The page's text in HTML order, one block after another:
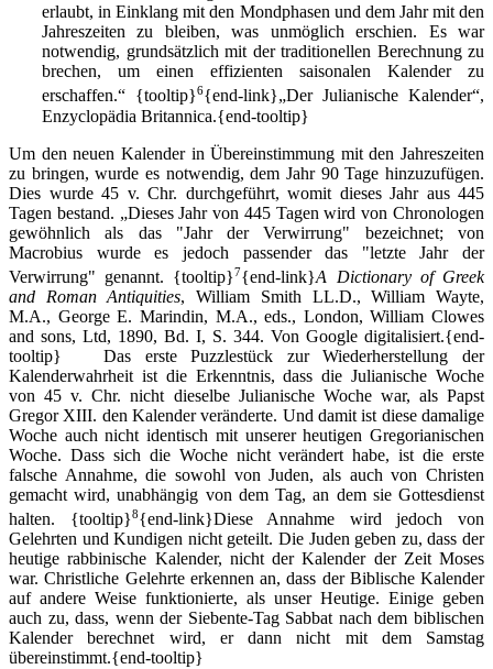
erlaubt, in Einklang mit den Mondphasen und dem Jahr mit den
Jahreszeiten zu bleiben, was unmöglich erschien. Es war
notwendig, grundsätzlich mit der traditionellen Berechnung zu
brechen, um einen effizienten saisonalen Kalender zu
erschaffen.“ {tooltip}6{end-link}„Der Julianische Kalender“,
Enzyclopädia Britannica.{end-tooltip}
Um den neuen Kalender in Übereinstimmung mit den Jahreszeiten
zu bringen, wurde es notwendig, dem Jahr 90 Tage hinzuzufügen.
Dies wurde 45 v. Chr. durchgeführt, womit dieses Jahr aus 445
Tagen bestand. „Dieses Jahr von 445 Tagen wird von Chronologen
gewöhnlich als das "Jahr der Verwirrung" bezeichnet; von
Macrobius wurde es jedoch passender das "letzte Jahr der
Verwirrung" genannt. {tooltip}7{end-link}A Dictionary of Greek
and Roman Antiquities, William Smith LL.D., William Wayte,
M.A., George E. Marindin, M.A., eds., London, William Clowes
and sons, Ltd, 1890, Bd. I, S. 344. Von Google digitalisiert.{end-
tooltip} Das erste Puzzlestück zur Wiederherstellung der
Kalenderwahrheit ist die Erkenntnis, dass die Julianische Woche
von 45 v. Chr. nicht dieselbe Julianische Woche war, als Papst
Gregor XIII. den Kalender veränderte. Und damit ist diese damalige
Woche auch nicht identisch mit unserer heutigen Gregorianischen
Woche. Dass sich die Woche nicht verändert habe, ist die erste
falsche Annahme, die sowohl von Juden, als auch von Christen
gemacht wird, unabhängig von dem Tag, an dem sie Gottesdienst
halten. {tooltip}8{end-link}Diese Annahme wird jedoch von
Gelehrten und Kundigen nicht geteilt. Die Juden geben zu, dass der
heutige rabbinische Kalender, nicht der Kalender der Zeit Moses
war. Christliche Gelehrte erkennen an, dass der Biblische Kalender
auf andere Weise funktionierte, als unser Heutige. Einige geben
auch zu, dass, wenn der Siebente-Tag Sabbat nach dem biblischen
Kalender berechnet wird, er dann nicht mit dem Samstag
übereinstimmt.{end-tooltip}